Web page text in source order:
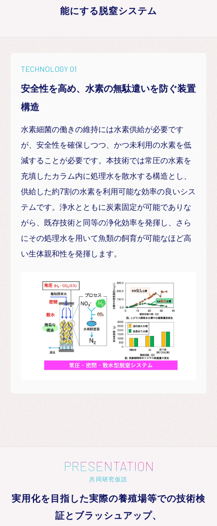
能にする脱窒システム
TECHNOLOGY 01
安全性を高め、水素の無駄遣いを防ぐ装置
構造
水素細菌の働きの維持には水素供給が必要です
が、安全性を確保しつつ、かつ未利用の水素を低
減することが必要です。本技術では常圧の水素を
充填したカラム内に処理水を散水する構造とし、
供給した約7割の水素を利用可能な効率の良いシス
テムです。浄水とともに炭素固定が可能でありな
がら、既存技術と同等の浄化効率を発揮し、さら
にその処理水を用いて魚類の飼育が可能なほど高
い生体親和性を発揮します。
PRESENTATION
共同研究仮説
実用化を目指した実際の養殖場等での技術検
証とブラッシュアップ、